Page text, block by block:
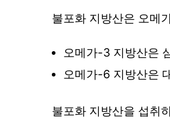
불포화 지방산은 오메
오메가-3 지방산은
오메가-6 지방산은
불포화 지방산을 섭취